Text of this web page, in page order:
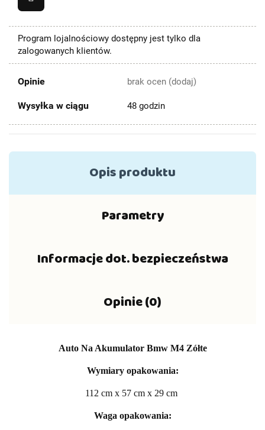
Program lojalnościowy dostępny jest tylko dla
zalogowanych klientów.
Opinie brak ocen (dodaj)
Wysyłka w ciągu 48 godzin
Opis produktu
Parametry
Informacje dot. bezpieczeństwa
Opinie (0)
Auto Na Akumulator Bmw M4 Zółte
Wymiary opakowania:
112 cm x 57 cm x 29 cm
Waga opakowania: